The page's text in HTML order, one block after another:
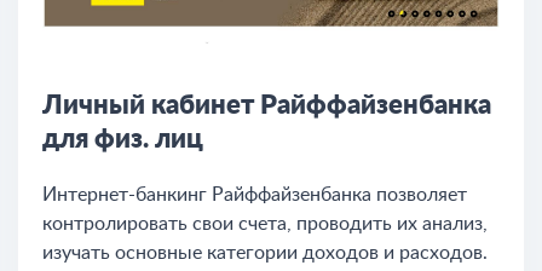
Личный кабинет Райффайзенбанка
для физ. лиц
Интернет-банкинг Райффайзенбанка позволяет
контролировать свои счета, проводить их анализ,
изучать основные категории доходов и расходов.